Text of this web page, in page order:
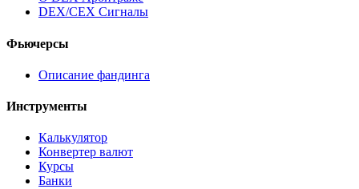
DEX/CEX Сигналы
Фьючерсы
Описание фандинга
Инструменты
Калькулятор
Конвертер валют
Курсы
Банки